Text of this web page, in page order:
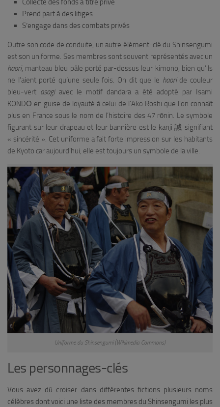
Collecte des fonds à titre privé
Prend part à des litiges
S’engage dans des combats privés
Outre son code de conduite, un autre élément-clé du Shinsengumi
est son uniforme. Ses membres sont souvent représentés avec un
haori, manteau bleu pâle porté par-dessus leur kimono, bien qu’ils
ne l’aient porté qu’une seule fois. On dit que le haoride couleur
bleu-vert asagiavec le motif dandara a été adopté par Isami
KONDŌ en guise de loyauté à celui de l’Ako Roshi que l’on connaît
plus en France sous le nom de l’histoire des 47 rōnin. Le symbole
figurant sur leur drapeau et leur bannière est le kanji 誠 signifiant
« sincérité ». Cet uniforme a fait forte impression sur les habitants
de Kyoto car aujourd’hui, elle est toujours un symbole de la ville.
Uniforme du Shinsengumi (Wikimedia Commons)
Les personnages-clés
Vous avez dû croiser dans différentes fictions plusieurs noms
célèbres dont voici une liste des membres du Shinsengumi les plus